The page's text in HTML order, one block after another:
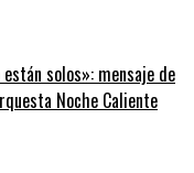
están solos»: mensaje de
Noche Caliente